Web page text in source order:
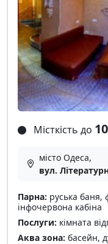
Місткість до 10
місто Одеса,
вул.
Парна: руська баня,
інфочервона кабіна
Послуги: кімната
Аква зона: басейн,